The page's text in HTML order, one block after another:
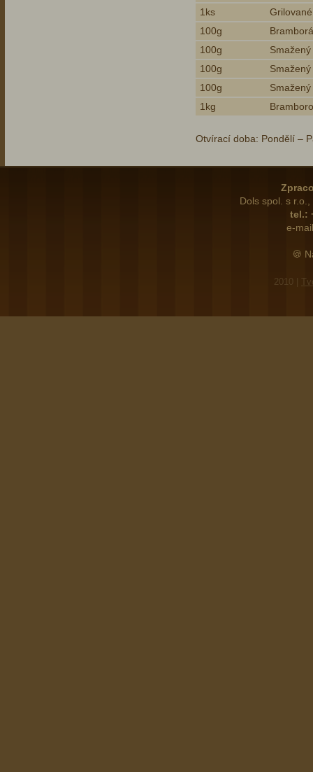
1ks
100g
100g
100g
100g
1kg
Otvírací doba: Pondělí –
Dols spol. s
tel.:
e-
🍪
2010 |